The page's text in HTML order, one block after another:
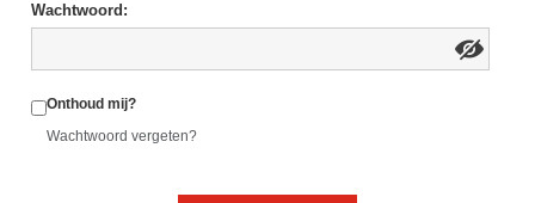
Wachtwoord:
Onthoud mij?
Wachtwoord vergeten?